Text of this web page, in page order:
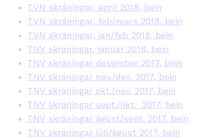
TVN skráningar, apríl 2018, bein
TVN skráningar, feb/mars 2018, bein
TVN skráningar, jan/feb 2018, bein
TNV skráningar, janúar 2018, bein
TNV skráningar desember 2017, bein
TNV skráningar nóv./des. 2017, bein
TNV skráningar okt./nóv. 2017, bein
TNV skráningar sept./okt. 2017, bein
TNV skráningar ágúst/sept. 2017, bein
TNV skráningar júlí/ágúst 2017, bein